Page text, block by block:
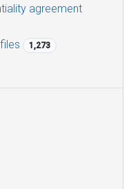
agreement
1,273